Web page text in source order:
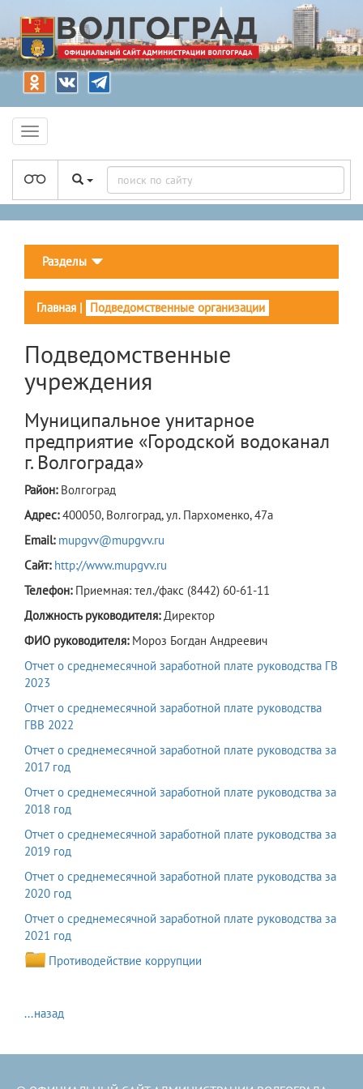
Разделы
Главная | Подведомственные организации
Подведомственные
учреждения
Муниципальное унитарное
предприятие «Городской водоканал
г. Волгограда»
Район: Волгоград
Адрес:400050, Волгоград, ул. Пархоменко, 47а
Email: mupgvv@mupgvv.ru
Сайт: http://www.mupgvv.ru
Телефон: Приемная: тел./факс (8442) 60-61-11
Должность руководителя:Директор
ФИО руководителя: Мороз Богдан Андреевич
Отчет о среднемесячной заработной плате руководства ГВ
2023
Отчет о среднемесячной заработной плате руководства
ГВВ 2022
Отчет о среднемесячной заработной плате руководства за
2017 год
Отчет о среднемесячной заработной плате руководства за
2018 год
Отчет о среднемесячной заработной плате руководства за
2019 год
Отчет о среднемесячной заработной плате руководства за
2020 год
Отчет о среднемесячной заработной плате руководства за
2021 год
Противодействие коррупции
...назад